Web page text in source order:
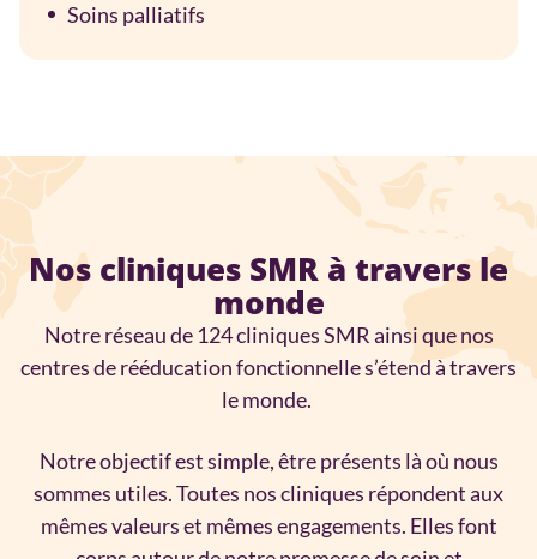
Soins palliatifs
Nos cliniques SMR à travers le
monde
Notre réseau de 124 cliniques SMR ainsi que nos
centres de rééducation fonctionnelle s’étend à travers
le monde.
Notre objectif est simple, être présents là où nous
sommes utiles. Toutes nos cliniques répondent aux
mêmes valeurs et mêmes engagements. Elles font